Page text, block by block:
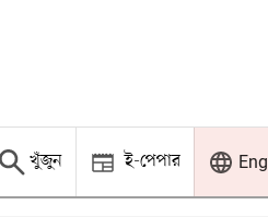
খুঁজুন ই-পেপার Eng